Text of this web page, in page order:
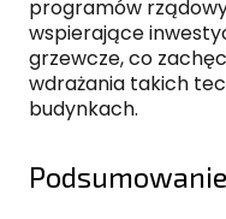
programów
wspierające
grzewcze, co
wdrażania takich
budynkach.
Podsumowanie